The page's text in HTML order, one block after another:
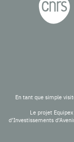
En tant que simple
Le projet
d’Investissements